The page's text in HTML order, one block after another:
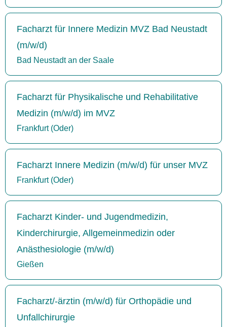
Facharzt für Innere Medizin MVZ Bad Neustadt
(m/w/d)
Bad Neustadt an der Saale
Facharzt für Physikalische und Rehabilitative
Medizin (m/w/d) im MVZ
Frankfurt (Oder)
Facharzt Innere Medizin (m/w/d) für unser MVZ
Frankfurt (Oder)
Facharzt Kinder- und Jugendmedizin,
Kinderchirurgie, Allgemeinmedizin oder
Anästhesiologie (m/w/d)
Gießen
Facharzt/-ärztin (m/w/d) für Orthopädie und
Unfallchirurgie